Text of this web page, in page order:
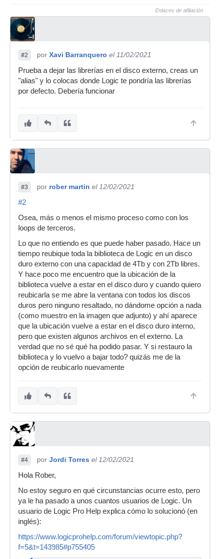
Enlaces de afiliación
#2 por Xavi Barranquero el 11/02/2021
Prueba a dejar las librerías en el disco externo, creas un
"alias" y lo colocas donde Logic te pondría las librerías
por defecto. Debería funcionar
#3 por rober martin el 12/02/2021
#2
Osea, más o menos el mismo proceso como con los
loops de terceros.
Lo que no entiendo es que puede haber pasado. Hace un
tiempo reubique toda la biblioteca de Logic en un disco
duro externo con una capacidad de 4Tb y con 2Tb libres.
Y hace poco me encuentro que la ubicación de la
biblioteca vuelve a estar en el disco duro y cuando quiero
reubicarla se me abre la ventana con todos los discos
duros pero ninguno resaltado, no dándome opción a nada
(como muestro en la imagen que adjunto) y ahí aparece
que la ubicación vuelve a estar en el disco duro interno,
pero que existen algunos archivos en el externo. La
verdad que no sé qué ha podido pasar. Y si restauro la
biblioteca y lo vuelvo a bajar todo? quizás me de la
opción de reubicarlo nuevamente
#4 por Jordi Torres el 12/02/2021
Hola Rober,
No estoy seguro en qué circunstancias ocurre esto, pero
ya le ha pasado a unos cuantos usuarios de Logic. Un
usuario de Logic Pro Help explica cómo lo solucionó (en
inglés):
https://www.logicprohelp.com/forum/viewtopic.php?
f=5&t=143985#p755405